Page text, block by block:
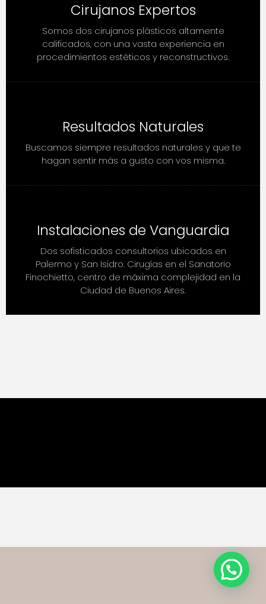
Cirujanos Expertos
Somos dos cirujanos plásticos altamente
calificados, con una vasta experiencia en
procedimientos estéticos y reconstructivos.
Resultados Naturales
Buscamos siempre resultados naturales y que te
hagan sentir más a gusto con vos misma.
Instalaciones de Vanguardia
Dos sofisticados consultorios ubicados en
Palermo y San Isidro. Cirugías en el Sanatorio
Finochietto, centro de máxima complejidad en la
Ciudad de Buenos Aires.